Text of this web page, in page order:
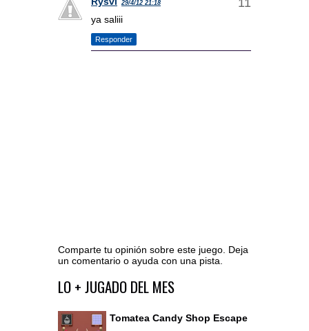
29/4/12 21:18
ya saliii
Responder
Comparte tu opinión sobre este juego. Deja
un comentario o ayuda con una pista.
Ir al editor de comentarios
LO + JUGADO DEL MES
Tomatea Candy Shop Escape